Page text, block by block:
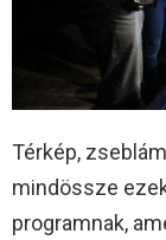
Térkép,
mindössze
programnak,